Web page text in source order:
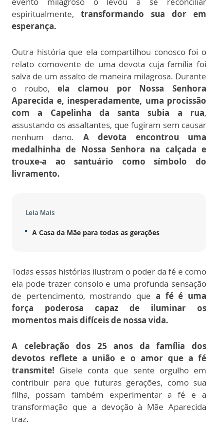
espiritualmente, transformando sua dor em
esperança.
Outra história que ela compartilhou conosco foi o
relato comovente de uma devota cuja família foi
salva de um assalto de maneira milagrosa. Durante
o roubo,ela clamou por Nossa Senhora
Aparecida e, inesperadamente, uma procissão
com a Capelinha da santa subia a rua,
assustando os assaltantes, que fugiram sem causar
nenhum dano. A devota encontrou uma
medalhinha de Nossa Senhora na calçada e
trouxe-a ao santuário como símbolo do
livramento.
Leia Mais
A Casa da Mãe para todas as gerações
Todas essas histórias ilustram o poder da fé e como
ela pode trazer consolo e uma profunda sensação
de pertencimento, mostrando que a fé é uma
força poderosa capaz de iluminar os
momentos mais difíceis de nossa vida.
A celebração dos 25 anos da família dos
devotos reflete a união e o amor que a fé
transmite! Gisele conta que sente orgulho em
contribuir para que futuras gerações, como sua
filha, possam também experimentar a fé e a
transformação que a devoção à Mãe Aparecida
traz.